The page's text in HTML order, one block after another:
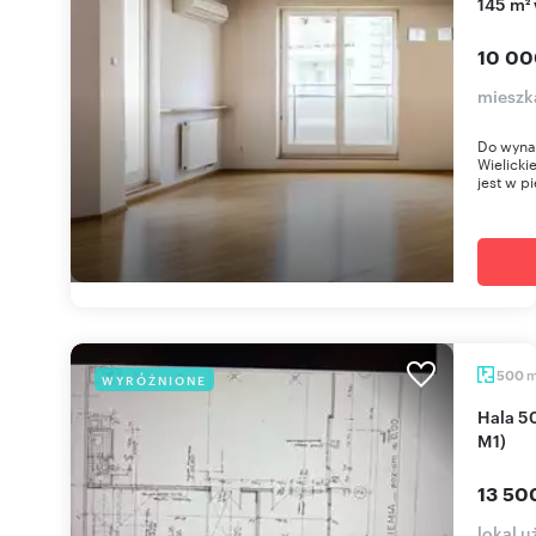
10
Do
jest w
WYRÓŻNIONE 500
Hala 500 m² z biurem, duże drzwi, Marki (blisko
M1)
13